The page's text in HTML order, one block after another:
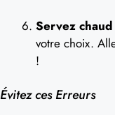
Servez
votre choix.
!
Évitez ces Erreurs